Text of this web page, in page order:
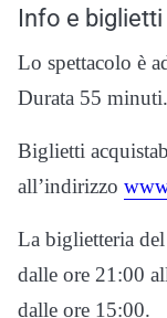
Info e biglietti
Lo spettacolo è
Durata 55
Biglietti
all’indirizzo
La biglietteria
dalle ore 21:00
dalle ore 15:00.